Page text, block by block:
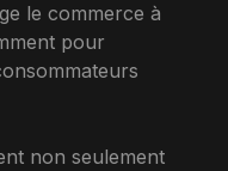
le commerce à
pour
non seulement